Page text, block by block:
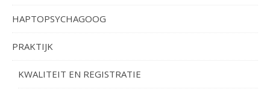
HAPTOPSYCHAGOOG
PRAKTIJK
KWALITEIT EN REGISTRATIE